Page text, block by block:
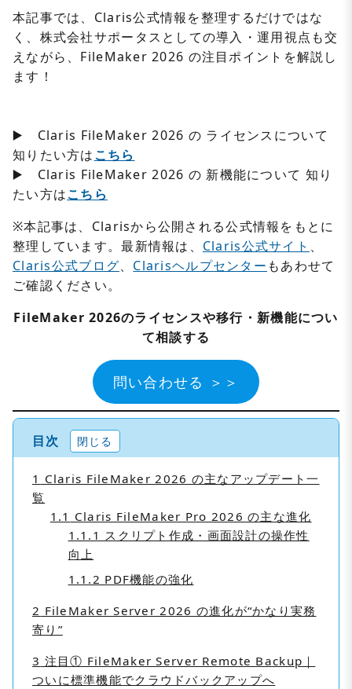
本記事では、Claris公式情報を整理するだけではな
く、株式会社サポータスとしての導入・運用視点も交
えながら、FileMaker 2026 の注目ポイントを解説し
ます！
▶️ Claris FileMaker 2026 の ライセンスについて
知りたい方はこちら
▶️ Claris FileMaker 2026 の 新機能について 知り
たい方はこちら
※本記事は、Clarisから公開される公式情報をもとに
整理しています。最新情報は、 Claris公式サイト 、
Claris公式ブログ、 Clarisヘルプセンター もあわせて
ご確認ください。
FileMaker 2026のライセンスや移行・新機能につい
て相談する
問い合わせる ＞＞
目次 閉じる
1 Claris FileMaker 2026 の主なアップデート一
覧
1.1 Claris FileMaker Pro 2026 の主な進化
1.1.1 スクリプト作成・画面設計の操作性
向上
1.1.2 PDF機能の強化
2 FileMaker Server 2026 の進化が“かなり実務
寄り”
3 注目① FileMaker Server Remote Backup｜
ついに標準機能でクラウドバックアップへ